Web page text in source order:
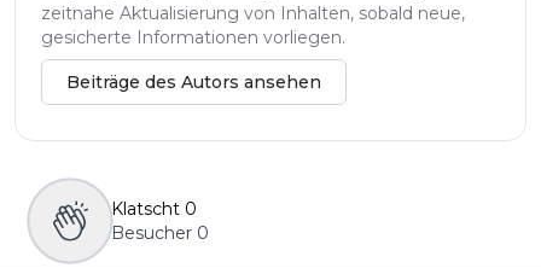
zeitnahe Aktualisierung von Inhalten, sobald neue,
gesicherte Informationen vorliegen.
Beiträge des Autors ansehen
Klatscht 0
Besucher 0